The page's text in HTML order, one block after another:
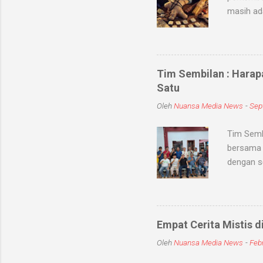
masih
objek
kaum
untuk
khodam
Tim Sembilan :
Satu
OlehNuansa Media News -
Tim
dengan
dengan
jum'at
mereka
Empat Cerita Mistis
OlehNuansa Media News -